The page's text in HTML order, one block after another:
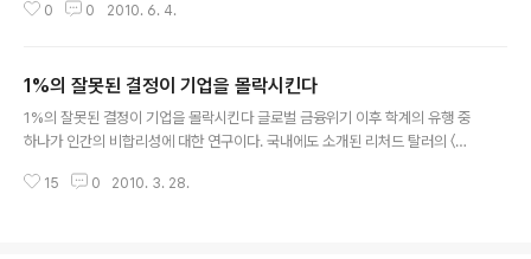
독특한 직책을 맡고 있다. 미국 프린스턴대(화공과) 졸업 후 케임브리지대에서
운데 처음 이 직책을 도입했다. 주임무는 연구실에서 개발된 기술이 시장에 '먹
힐 것인지' 고민하는 것. "기술 개발은 누구나 얼마든지 할 수 있는 것이기에 더
는 경쟁력이 없었어요. 더 중요한 것은 기술을 어디에, 어떻게 써..
0 0 2010. 6. 4.
1%의 잘못된 결정이 기업을 몰락시킨다
1%의 잘못된 결정이 기업을 몰락시킨다 글로벌 금융위기 이후 학계의 유행 중
하나가 인간의 비합리성에 대한 연구이다. 국내에도 소개된 리처드 탈러의 〈넛
했던 기존의 경제학 책들은 서가 뒷자리로 퇴출됐다. 〈스웨이·Sway〉도 그런 트
15 0 2010. 3. 28.